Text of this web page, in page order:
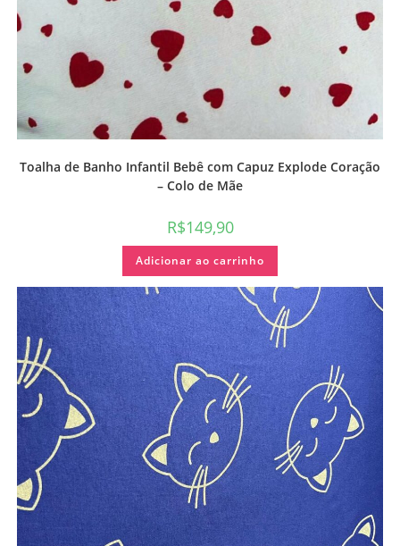
Toalha de Banho Infantil Bebê com Capuz Explode Coração
– Colo de Mãe
R$149,90
Adicionar ao carrinho